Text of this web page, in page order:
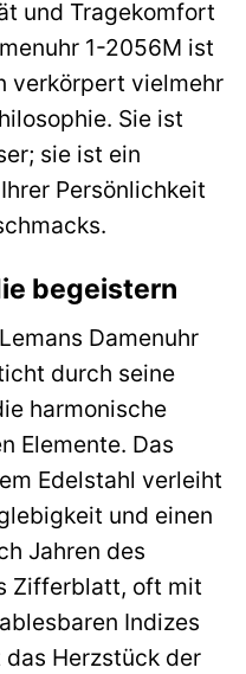
und Tragekomfort
1-2056M ist
verkörpert vielmehr
Sie ist
sie ist ein
Persönlichkeit
begeistern
Damenuhr
durch seine
harmonische
Elemente. Das
Edelstahl verleiht
und einen
Jahren des
Zifferblatt, oft mit
Indizes
Herzstück der